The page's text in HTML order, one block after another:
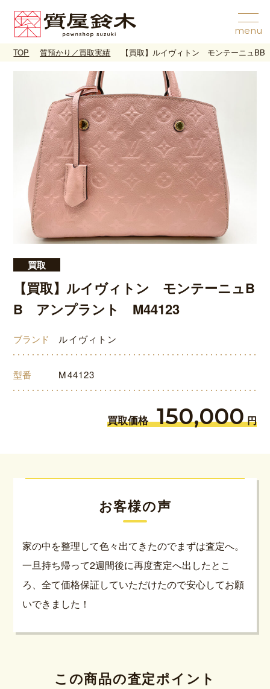
TOP 質預かり／買取実績 【買取】ルイヴィトン モンテーニュ
買取
【買取】ルイヴィトン モンテーニュB
B アンプラント M44123
ブランド ルイヴィトン
型番 M44123
買取価格 150,000 円
お客様の声
家の中を整理して色々出てきたのでまずは査定へ。
一旦持ち帰って2週間後に再度査定へ出したとこ
ろ、全て価格保証していただけたので安心してお願
いできました！
この商品の査定ポイント